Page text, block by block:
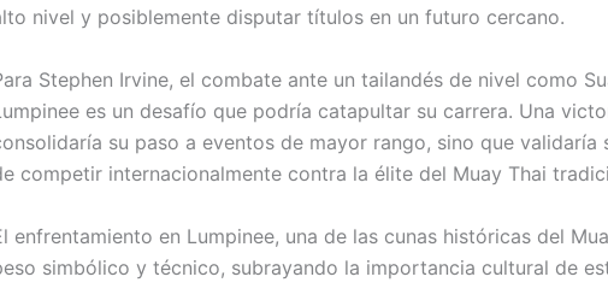
nivel y posiblemente disputar títulos en un futuro cercano.
Stephen Irvine, el combate ante un tailandés de nivel como
es un desafío que podría catapultar su carrera. Una
su paso a eventos de mayor rango, sino que validaría
competir internacionalmente contra la élite del Muay Thai
enfrentamiento en Lumpinee, una de las cunas históricas del
simbólico y técnico, subrayando la importancia cultural de